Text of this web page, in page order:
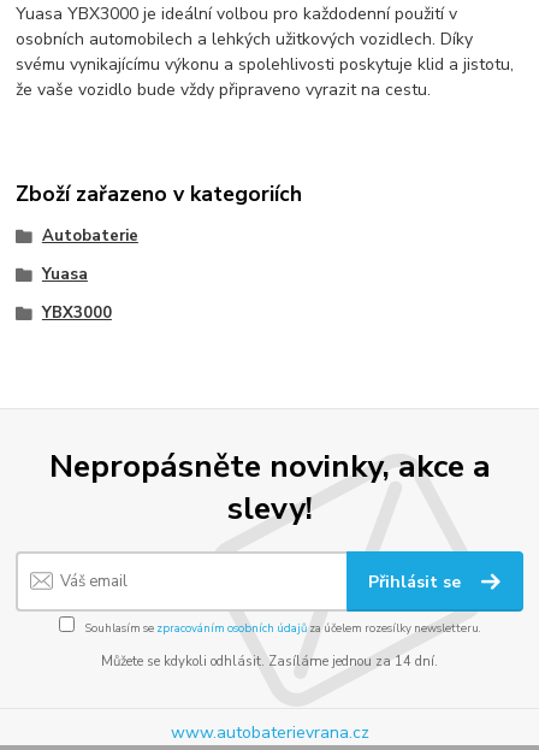
Yuasa YBX3000 je ideální volbou pro každodenní použití v
osobních automobilech a lehkých užitkových vozidlech. Díky
svému vynikajícímu výkonu a spolehlivosti poskytuje klid a jistotu,
že vaše vozidlo bude vždy připraveno vyrazit na cestu.
Zboží zařazeno v kategoriích
Autobaterie
Yuasa
YBX3000
Nepropásněte novinky, akce a
slevy!
Přihlásit se
Souhlasím se zpracováním osobních údajůza účelem rozesílky newsletteru.
Můžete se kdykoli odhlásit. Zasíláme jednou za 14 dní.
www.autobaterievrana.cz